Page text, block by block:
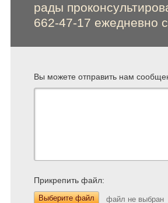
рады
662-47-17 ежедневно
Вы можете отправить нам
Прикрепить файл:
Выберите файл